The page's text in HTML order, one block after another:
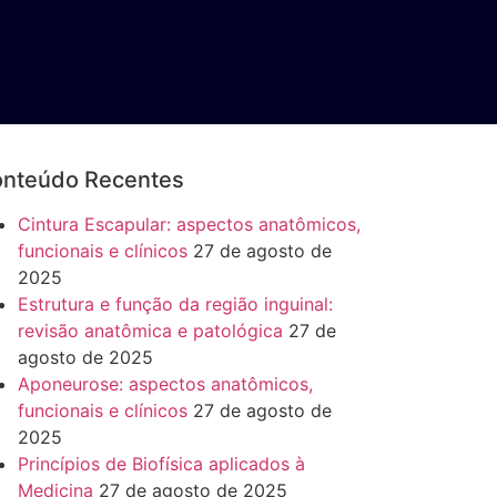
Recentes
Cintura Escapular: aspectos anatômicos,
funcionais e clínicos 27 de agosto de
2025
Estrutura e função da região inguinal:
revisão anatômica e patológica 27 de
agosto de 2025
Aponeurose: aspectos anatômicos,
funcionais e clínicos 27 de agosto de
2025
Princípios de Biofísica aplicados à
Medicina 27 de agosto de 2025